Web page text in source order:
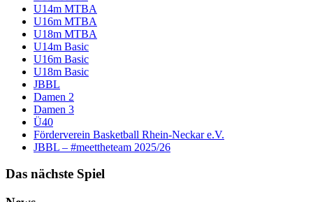
U14m MTBA
U16m MTBA
U18m MTBA
U14m Basic
U16m Basic
U18m Basic
JBBL
Damen 2
Damen 3
Ü40
Förderverein Basketball Rhein-Neckar e.V.
JBBL – #meettheteam 2025/26
Das nächste Spiel